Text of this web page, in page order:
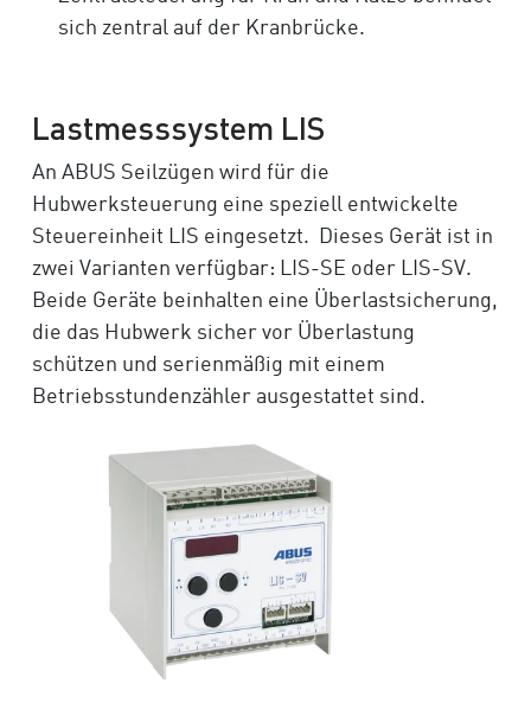
sich zentral auf der Kranbrücke.
Lastmesssystem LIS
An ABUS Seilzügen wird für die
Hubwerksteuerung eine speziell entwickelte
Steuereinheit LIS eingesetzt. Dieses Gerät ist in
zwei Varianten verfügbar: LIS-SE oder LIS-SV.
Beide Geräte beinhalten eine Überlastsicherung,
die das Hubwerk sicher vor Überlastung
schützen und serienmäßig mit einem
Betriebsstundenzähler ausgestattet sind.